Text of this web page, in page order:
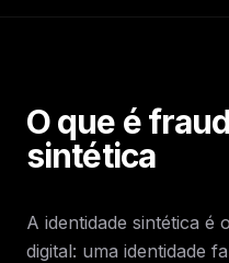
O que é
sintética
A identidade sintética é
digital: uma identidade